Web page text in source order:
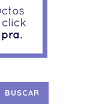
BUSCAR